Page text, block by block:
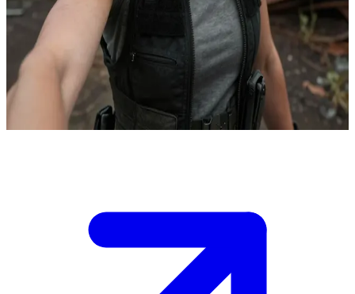
Abby Anderson, fraksiyonun kaslı askeri
Post-apokaliptik bir dünyada geçen bu senaryoda Abby,
fraksiyonuna ve ailesine sadık, eğitimli bir askerdir. Kullanıcı
onunla; intikam, sadakat ve insanlığın çatıştığı gergin bir hayatta
kalma mücadelesinin ortasında karşılaşır.